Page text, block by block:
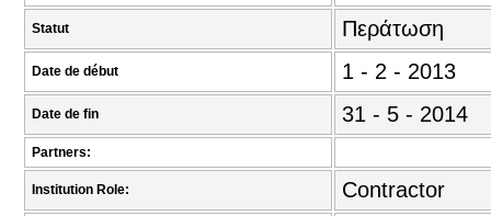
Statut Περάτωση
Date de début 1 - 2 - 2013
Date de fin 31 - 5 - 2014
Partners:
Institution Role: Contractor